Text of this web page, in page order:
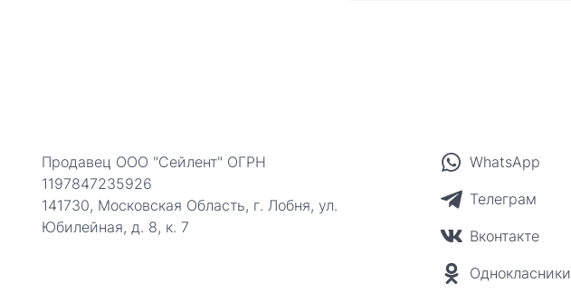
Продавец ООО "Сейлент" ОГРН
1197847235926
141730, Московская Область, г. Лобня, ул.
Юбилейная, д. 8, к. 7
WhatsApp
Телеграм
Вконтакте
Однокласники